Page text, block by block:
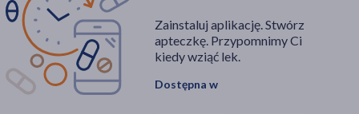
Zainstaluj aplikację. Stwórz
apteczkę. Przypomnimy Ci
kiedy wziąć lek.
Dostępna w